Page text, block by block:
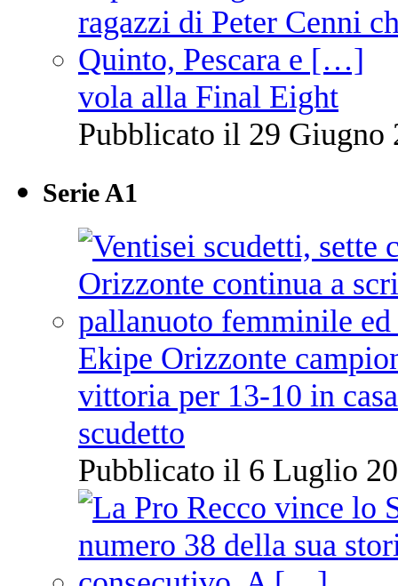
vola alla Final Eight
Pubblicato il 29 Giugno
Serie A1
Ekipe Orizzonte
vittoria per 13-10 in
scudetto
Pubblicato il 6 Luglio